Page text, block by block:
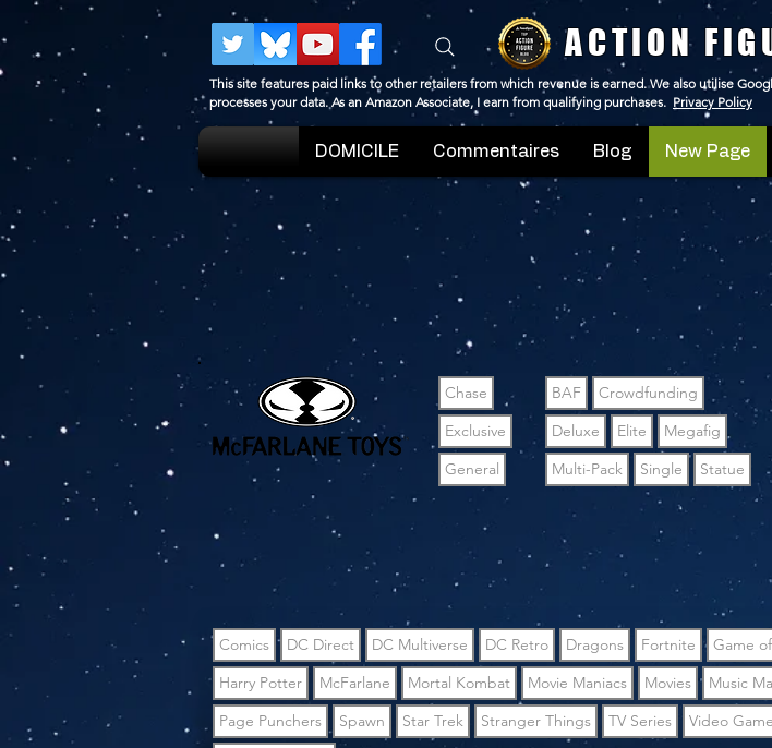
ACTION
This site features paid links to other retailers from which revenue is earned. We also utilise
processes your data. As an Amazon Associate, I earn from qualifying purchases. Privacy Policy
DOMICILE Commentaires Blog New Page
Chase
Exclusive
General
BAF
Crowdfunding
Deluxe
Elite
Megafig
Multi-Pack
Single Statue
Comics DC Direct DC Multiverse DC Retro Dragons Fortnite
Game
Harry Potter
McFarlane Mortal Kombat Movie Maniacs Movies
Music
Page Punchers
Spawn Star Trek Stranger Things TV Series
Video